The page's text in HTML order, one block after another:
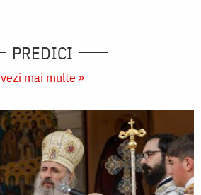
PREDICI
vezi mai multe »